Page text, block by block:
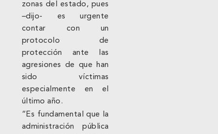
zonas del estado, pues
–dijo- es urgente
contar con un
protocolo de
protección ante las
agresiones de que han
sido víctimas
especialmente en el
último año.
“Es fundamental que la
administración pública